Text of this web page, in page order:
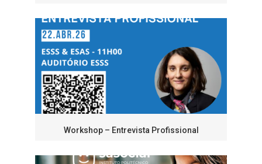
Workshop – Entrevista Profissional